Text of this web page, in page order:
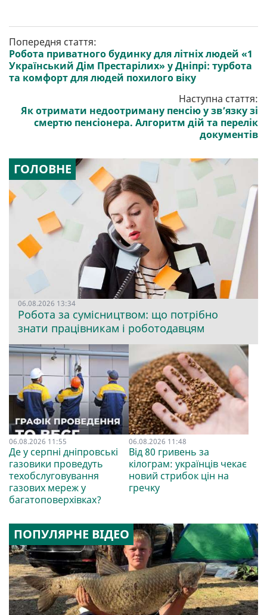
Попередня стаття:
Робота приватного будинку для літніх людей «1
Український Дім Престарілих» у Дніпрі: турбота
та комфорт для людей похилого віку
Наступна стаття:
Як отримати недоотриману пенсію у зв’язку зі
смертю пенсіонера. Алгоритм дій та перелік
документів
ГОЛОВНЕ
06.08.2026 13:34
Робота за сумісництвом: що потрібно
знати працівникам і роботодавцям
06.08.2026 11:55
Де у серпні дніпровські
газовики проведуть
техобслуговування
газових мереж у
багатоповерхівках?
06.08.2026 11:48
Від 80 гривень за
кілограм: українців чекає
новий стрибок цін на
гречку
ПОПУЛЯРНЕ ВІДЕО